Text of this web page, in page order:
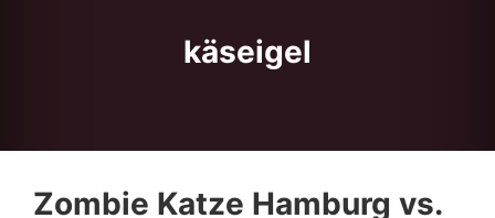
käseigel
Zombie Katze Hamburg vs.